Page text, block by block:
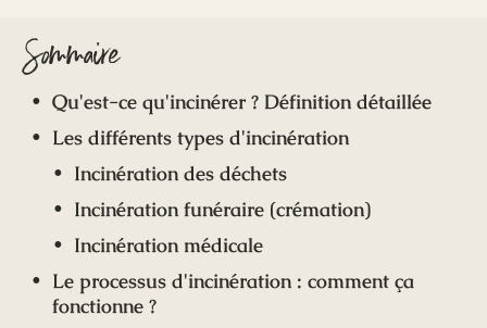
Sommaire
Qu'est-ce qu'incinérer ? Définition détaillée
Les différents types d'incinération
Incinération des déchets
Incinération funéraire (crémation)
Incinération médicale
Le processus d'incinération : comment ça
fonctionne ?